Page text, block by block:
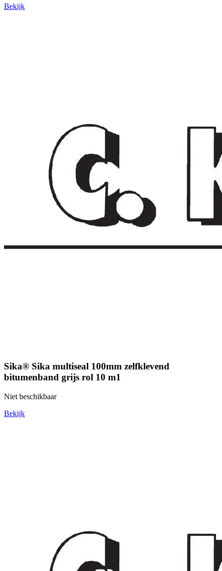
Bekijk
Sika® Sika multiseal 100mm zelfklevend
bitumenband grijs rol 10 m1
Niet beschikbaar
Bekijk